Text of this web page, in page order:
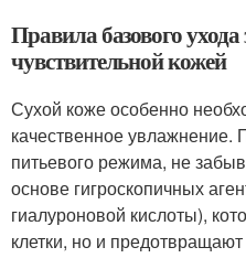
Правила базового ухода
чувствительной кожей
Сухой коже особенно
качественное
питьевого режима, не
основе гигроскопичных
гиалуроновой кислоты),
клетки, но и